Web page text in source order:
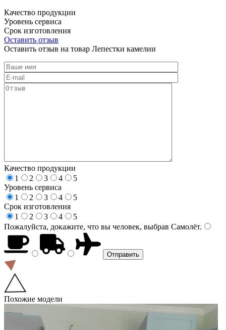
Качество продукции
Уровень сервиса
Срок изготовления
Оставить отзыв
Оставить отзыв на товар Лепестки камелии
Качество продукции
1
2 3 4
5
Уровень сервиса
1
2 3 4
5
Срок изготовления
1
2 3 4
5
Пожалуйста, докажите, что вы человек, выбрав Самолёт.
Похожие модели